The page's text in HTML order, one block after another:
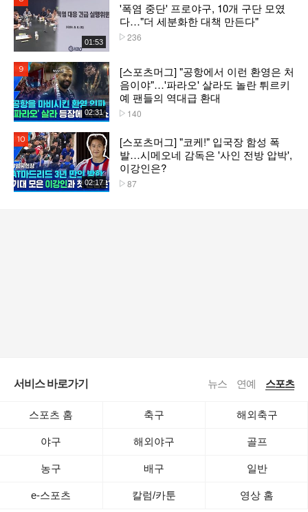
01:53
'폭염 중단' 프로야구, 10개 구단 모였
다…"더 세분화한 대책 만든다"
236
02:31
[스포츠머그] "공항에서 이런 환영은 처
음이야"…'파라오' 살라도 놀란 튀르키
예 팬들의 역대급 환대
140
02:17
[스포츠머그] "코케!" 입국장 함성 폭
발…시메오네 감독은 '사인 전방 압박',
이강인은?
87
서비스 바로가기 뉴스 연예 스포츠
스포츠 홈 축구 해외축구
야구 해외야구 골프
농구 배구 일반
e-스포츠 칼럼/카툰 영상 홈